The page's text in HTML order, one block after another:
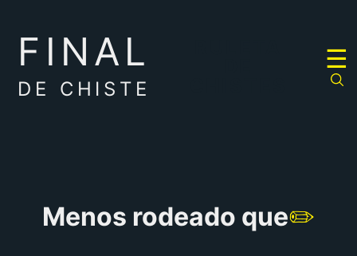
FINAL
DE CHISTE
☰
Menos rodeado que✏️